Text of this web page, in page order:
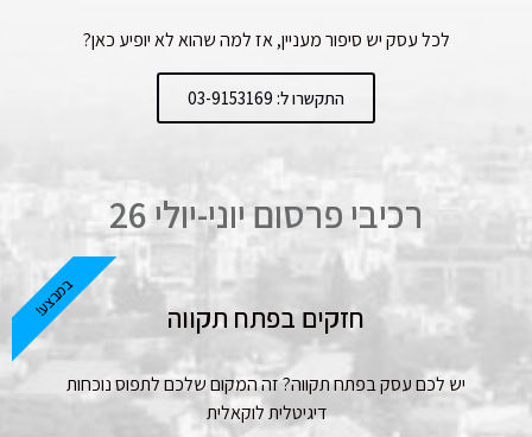
לכל עסק יש סיפור מעניין, אז למה שהוא לא יופיע כאן?
התקשרו ל: 03-9153169
רכיבי פרסום יוני-יולי 26
חזקים בפתח תקווה
יש לכם עסק בפתח תקווה? זה המקום שלכם לתפוס נוכחות
דיגיטלית לוקאלית
במבצע!